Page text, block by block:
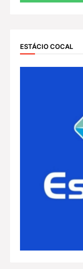
ESTÁCIO COCAL